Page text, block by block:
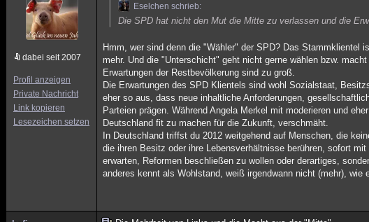
dabei seit 2007
Profil anzeigen
Private Nachricht
Link kopieren
Lesezeichen setzen
Eselchen schrieb:
Die SPD hat nicht den Mut die Mitte zu verlassen und die
Hmm, wer sind denn die "Wähler" der SPD? Das Stammklientel
mehr. Und die "Unterschicht" geht nicht gerne wählen bzw.
Erwartungen der Restbevölkerung sind zu groß.
Die Erwartungen des SPD Klientels sind wohl Sozialstaat,
eher so aus, dass neue inhaltliche Anforderungen,
Parteien prägen. Während Angela Merkel mit moderieren und
Deutschland fit zu machen für die Zukunft, verschmäht.
In Deutschland triffst du 2012 weitgehend auf Menschen, die
die ihren Besitz oder ihre Lebensverhältnisse berühren, sofort
erwarten, Reformen beschließen zu wollen oder derartiges,
anderes kennt als Wohlstand, weiß irgendwann nicht (mehr),